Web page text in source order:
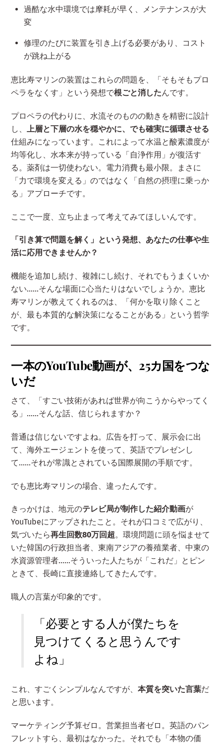
過酷な水中環境では摩耗が早く、メンテナンスが大
変
修理のたびに装置を引き上げる必要があり、コスト
が跳ね上がる
恵比寿マリンの装置はこれらの問題を、「そもそもプロ
ペラをなくす」という発想で根ごと消したんです。
プロペラの代わりに、水流そのものの動きを精密に設計
し、
上層と下層の水を穏やかに、でも確実に循環させる
仕組みになっています。これによって水温と酸素濃度が
均等化し、水本来が持っている「自浄作用」が復活す
る。薬剤は一切使わない。電力消費も最小限。まさに
「力で環境を変える」のではなく「自然の摂理に乗っか
る」アプローチです。
ここで一度、立ち止まって考えてみてほしいんです。
「引き算で問題を解く」という発想、あなたの仕事や生
活に応用できませんか？
機能を追加し続け、複雑にし続け、それでもうまくいか
ない……そんな場面に心当たりはないでしょうか。恵比
寿マリンが教えてくれるのは、「何かを取り除くこと
が、最も本質的な解決策になることがある」という哲学
です。
一本のYouTube動画が、25カ国をつな
いだ
さて、「すごい技術があれば世界が向こうからやってく
る」……そんな話、信じられますか？
普通は信じないですよね。広告を打って、展示会に出
て、海外エージェントを使って、英語でプレゼンし
て……それが常識とされている国際展開の手順です。
でも恵比寿マリンの場合、違ったんです。
きっかけは、地元のテレビ局が制作した紹介動画が
YouTubeにアップされたこと。それが口コミで広がり、
気づいたら再生回数80万回超。環境問題に頭を悩ませて
いた韓国の行政担当者、東南アジアの養殖業者、中東の
水資源管理者……そういった人たちが「これだ」とピン
ときて、長崎に直接連絡してきたんです。
職人の言葉が印象的です。
「必要とする人が僕たちを
見つけてくると思うんです
よね」
これ、すごくシンプルなんですが、本質を突いた言葉だ
と思います。
マーケティング予算ゼロ。営業担当者ゼロ。英語のパン
フレットすら、最初はなかった。それでも「本物の価